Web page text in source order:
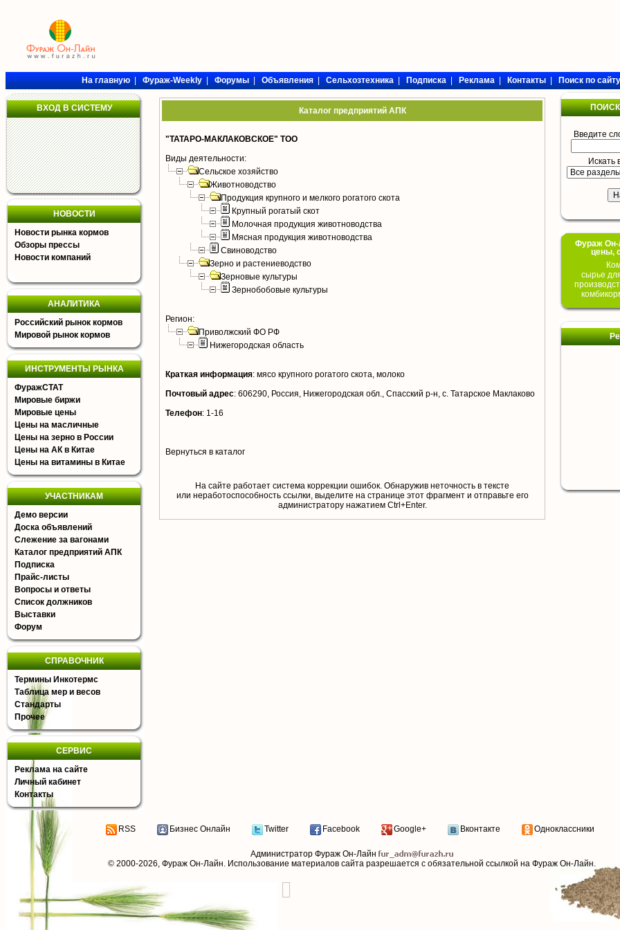
На главную|Фураж-Weekly|Форумы|Объявления|Сельхозтехника|Подписка|Реклама|Контакты|Поиск по сайту
ВХОД В СИСТЕМУ
НОВОСТИ
Новости рынка кормов
Обзоры прессы
Новости компаний
АНАЛИТИКА
Российский рынок кормов
Мировой рынок кормов
ИНСТРУМЕНТЫ РЫНКА
ФуражСТАТ
Мировые биржи
Мировые цены
Цены на масличные
Цены на зерно в России
Цены на АК в Китае
Цены на витамины в Китае
УЧАСТНИКАМ
Демо версии
Доска объявлений
Слежение за вагонами
Каталог предприятий АПК
Подписка
Прайс-листы
Вопросы и ответы
Список должников
Выставки
Форум
СПРАВОЧНИК
Термины Инкотермс
Таблица мер и весов
Стандарты
Прочее
СЕРВИС
Реклама на сайте
Личный кабинет
Контакты
Каталог предприятий АПК
"ТАТАРО-МАКЛАКОВСКОЕ" ТОО
Виды деятельности:
Сельское хозяйство
Животноводство
Продукция крупного и мелкого рогатого скота
Крупный рогатый скот
Молочная продукция животноводства
Мясная продукция животноводства
Свиноводство
Зерно и растениеводство
Зерновые культуры
Зернобобовые культуры
Регион:
Приволжский ФО РФ
Нижегородская область
Краткая информация: мясо крупного рогатого скота, молоко
Почтовый адрес: 606290, Россия, Нижегородская обл., Спасский р-н, с. Татарское Маклаково
Телефон: 1-16
Вернуться в каталог
На сайте работает система коррекции ошибок. Обнаружив неточность в тексте
или неработоспособность ссылки, выделите на странице этот фрагмент и отправьте его
aдминистратору нажатием Ctrl+Enter.
Введите
Искать
Фураж Он-
цены,
сырье
RSS Бизнес Онлайн Twitter Facebook Google+ Вконтакте Одноклассники
Администратор Фураж Он-Лайн
© 2000-2026, Фураж Он-Лайн. Использование материалов сайта разрешается с обязательной ссылкой на Фураж Он-Лайн.